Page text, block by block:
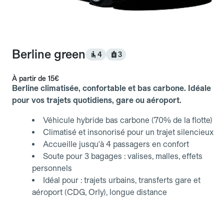
Berline green 4 3
À partir de 15€
Berline climatisée, confortable et bas carbone. Idéale
pour vos trajets quotidiens, gare ou aéroport.
Véhicule hybride bas carbone (70% de la flotte)
Climatisé et insonorisé pour un trajet silencieux
Accueille jusqu'à 4 passagers en confort
Soute pour 3 bagages : valises, malles, effets
personnels
Idéal pour : trajets urbains, transferts gare et
aéroport (CDG, Orly), longue distance